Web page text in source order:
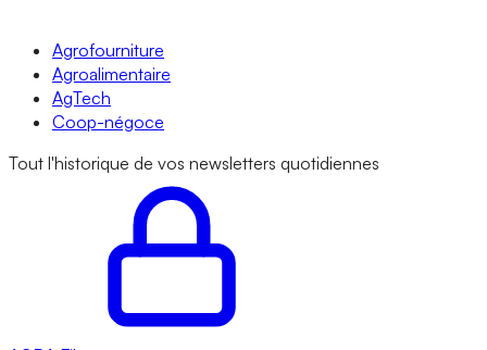
Agrofourniture
Agroalimentaire
AgTech
Coop-négoce
Tout l'historique de vos newsletters quotidiennes